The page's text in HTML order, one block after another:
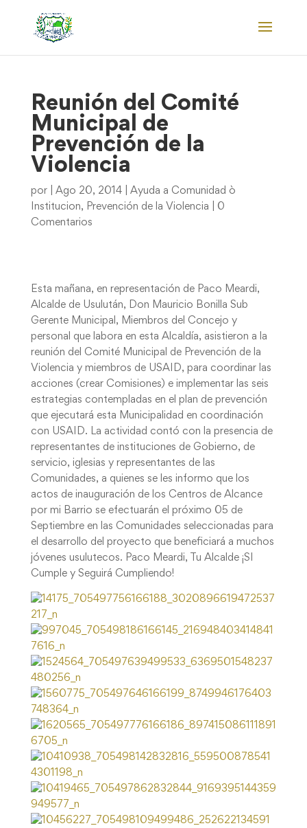
Reunión del Comité
Municipal de
Prevención de la
Violencia
por Ago 20, 2014| Ayuda a Comunidad ò
Institucion, Prevención de la Violencia
0
Comentarios
Esta mañana, en representación de Paco Meardi,
Alcalde de Usulután, Don Mauricio Bonilla Sub
Gerente Municipal, Miembros del Concejo y
personal que labora en esta Alcaldía, asistieron a la
reunión del Comité Municipal de Prevención de la
Violencia y miembros de USAID, para coordinar las
acciones (crear Comisiones) e implementar las seis
estrategias contempladas en el plan de prevención
que ejecutará esta Municipalidad en coordinación
con USAID. La actividad contó con la presencia de
representantes de instituciones de Gobierno, de
servicio, iglesias y representantes de las
Comunidades, a quienes se les informo que los
actos de inauguración de los Centros de Alcance
por mi Barrio se efectuarán el próximo 05 de
Septiembre en las Comunidades seleccionadas para
el desarrollo del proyecto que beneficiará a muchos
jóvenes usulutecos. Paco Meardi, Tu Alcalde ¡SI
Cumple y Seguirá Cumpliendo!